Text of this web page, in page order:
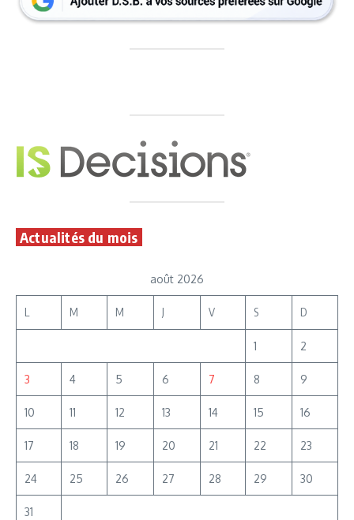
Actualités du mois
août 2026
L M M J V S D
1 2
3 4 5 6 7 8 9
10 11 12 13 14 15 16
17 18 19 20 21 22 23
24 25 26 27 28 29 30
31